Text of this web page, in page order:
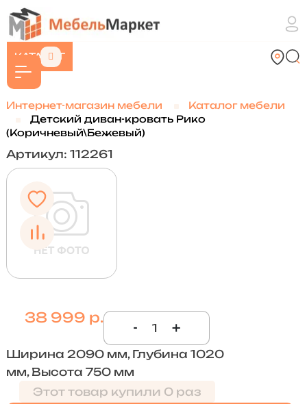
КАТАЛОГ
Интернет-магазин мебели
Каталог мебели
Детский диван-кровать Рико
(Коричневый\Бежевый)
Артикул: 112261
38 999 р.
- +
Ширина 2090 мм, Глубина 1020
мм, Высота 750 мм
Этот товар купили 0 раз